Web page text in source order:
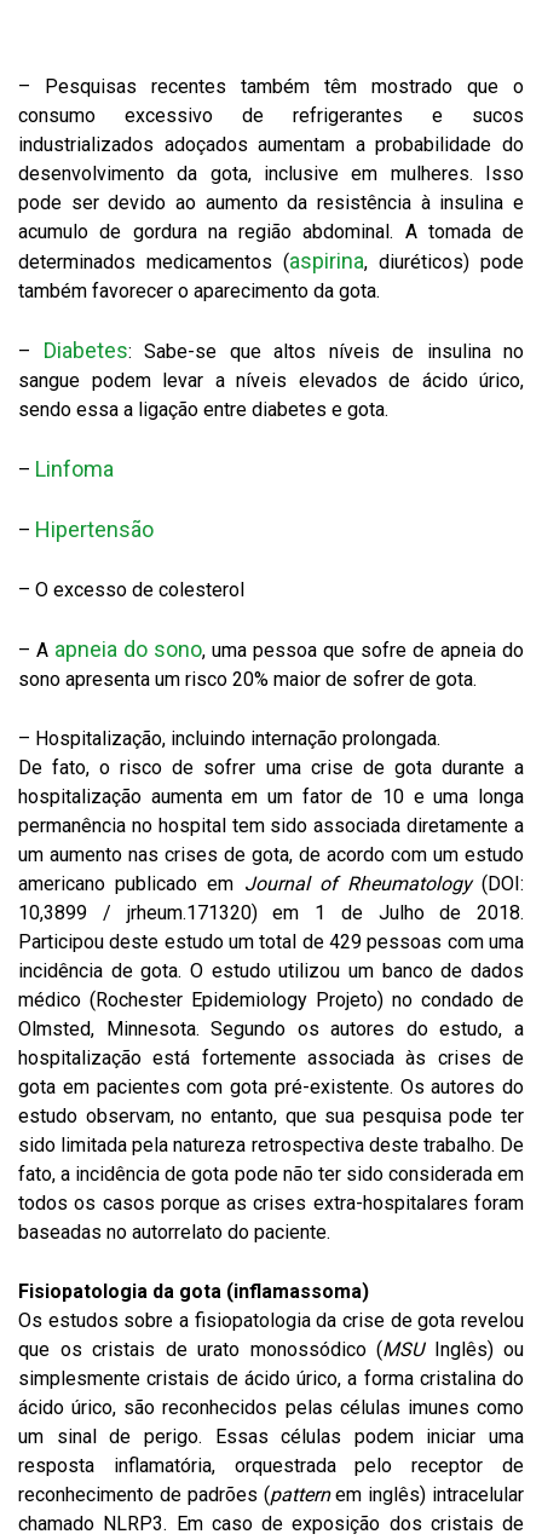
– Pesquisas recentes também têm mostrado que o
consumo excessivo de refrigerantes e sucos
industrializados adoçados aumentam a probabilidade do
desenvolvimento da gota, inclusive em mulheres. Isso
pode ser devido ao aumento da resistência à insulina e
acumulo de gordura na região abdominal. A tomada de
determinados medicamentos (aspirina, diuréticos) pode
também favorecer o aparecimento da gota.
– Diabetes: Sabe-se que altos níveis de insulina no
sangue podem levar a níveis elevados de ácido úrico,
sendo essa a ligação entre diabetes e gota.
– Linfoma
– Hipertensão
– O excesso de colesterol
– A apneia do sono, uma pessoa que sofre de apneia do
sono apresenta um risco 20% maior de sofrer de gota.
– Hospitalização, incluindo internação prolongada.
De fato, o risco de sofrer uma crise de gota durante a
hospitalização aumenta em um fator de 10 e uma longa
permanência no hospital tem sido associada diretamente a
um aumento nas crises de gota, de acordo com um estudo
americano publicado em Journal of Rheumatology(DOI:
10,3899 / jrheum.171320) em 1 de Julho de 2018.
Participou deste estudo um total de 429 pessoas com uma
incidência de gota. O estudo utilizou um banco de dados
médico (Rochester Epidemiology Projeto) no condado de
Olmsted, Minnesota. Segundo os autores do estudo, a
hospitalização está fortemente associada às crises de
gota em pacientes com gota pré-existente. Os autores do
estudo observam, no entanto, que sua pesquisa pode ter
sido limitada pela natureza retrospectiva deste trabalho. De
fato, a incidência de gota pode não ter sido considerada em
todos os casos porque as crises extra-hospitalares foram
baseadas no autorrelato do paciente.
Fisiopatologia da gota (inflamassoma)
Os estudos sobre a fisiopatologia da crise de gota revelou
que os cristais de urato monossódico (MSUInglês) ou
simplesmente cristais de ácido úrico, a forma cristalina do
ácido úrico, são reconhecidos pelas células imunes como
um sinal de perigo. Essas células podem iniciar uma
resposta inflamatória, orquestrada pelo receptor de
reconhecimento de padrões (patternem inglês) intracelular
chamado NLRP3. Em caso de exposição dos cristais de